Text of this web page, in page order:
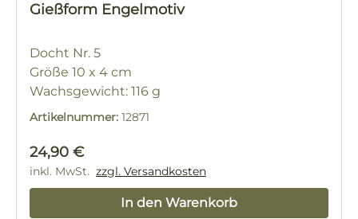
Gießform Engelmotiv
Docht Nr. 5
Größe 10 x 4 cm
Wachsgewicht: 116 g
Artikelnummer: 12871
Regulärer Preis:
24,90 €
inkl. MwSt. zzgl. Versandkosten
In den Warenkorb